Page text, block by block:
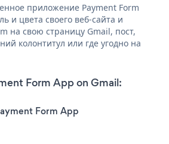
приложение Payment Form
и цвета своего веб-сайта и
на свою страницу Gmail, пост,
колонтитул или где угодно на
Form App on Gmail:
Form App